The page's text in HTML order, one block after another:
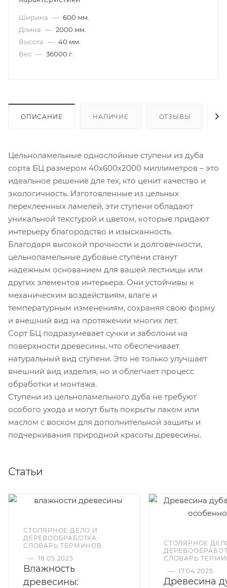
Ширина — 600 мм.
Длина — 2000 мм.
Высота — 40 мм.
Вес — 36000 г.
ОПИСАНИЕ НАЛИЧИЕ ОТЗЫВЫ
Цельноламельные однослойные ступени из дуба
сорта БЦ размером 40х600х2000 миллиметров – это
идеальное решение для тех, кто ценит качество и
экологичность. Изготовленные из цельных
переклеенных ламелей, эти ступени обладают
уникальной текстурой и цветом, которые придают
интерьеру благородство и изысканность.
Благодаря высокой прочности и долговечности,
цельноламельные дубовые ступени станут
надежным основанием для вашей лестницы или
других элементов интерьера. Они устойчивы к
механическим воздействиям, влаге и
температурным изменениям, сохраняя свою форму
и внешний вид на протяжении многих лет.
Сорт БЦ подразумевает сучки и заболони на
поверхности древесины, что обеспечивает
натуральный вид ступени. Это не только улучшает
внешний вид изделия, но и облегчает процесс
обработки и монтажа.
Ступени из цельноламельного дуба не требуют
особого ухода и могут быть покрыты лаком или
маслом с воском для дополнительной защиты и
подчеркивания природной красоты древесины.
Статьи
СТОЛЯРНОЕ ДЕЛО И
ДЕРЕВООБРАБОТКА:
СЛОВАРЬ ТЕРМИНОВ
— 18.05.2025
Влажность
древесины:
СТОЛЯРНОЕ
СЛОВАРЬ
— 17.04.2025
Древесина